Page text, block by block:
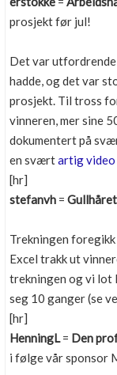
prosjekt før jul!
Det var
hadde, og det var
prosjekt. Til tross
vinneren, mer sine
dokumentert på
en sværtartig
[hr]
stefanvh = Gullhåret
Trekningen
Excel trakk ut
trekningen og vi lot
seg 10 ganger (se
[hr]
HenningL= Den
i følge vår sponsor